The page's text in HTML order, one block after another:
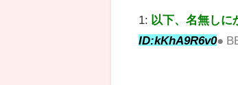
1: 以下、名無しに
ID:kKhA9R6v0●